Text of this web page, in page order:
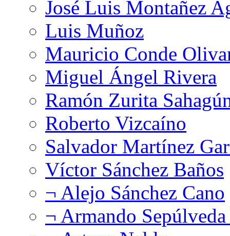
José Luis Montañez
Luis Muñoz
Mauricio Conde
Miguel Ángel Rivera
Ramón Zurita
Roberto Vizcaíno
Salvador Martínez
Víctor Sánchez Baños
¬ Alejo Sánchez Cano
¬ Armando